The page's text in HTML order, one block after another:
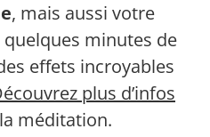
, mais aussi votre
minutes de
effets incroyables
plus d’infos
méditation.